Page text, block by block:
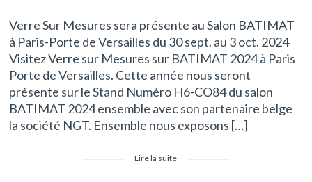
e
b
o
o
k
itt
er
ai
l
t
ta
g
er
Verre Sur Mesures sera présente au Salon BATIMAT
à Paris-Porte de Versailles du 30 sept. au 3 oct. 2024
Visitez Verre sur Mesures sur BATIMAT 2024 à Paris
Porte de Versailles. Cette année nous seront
présente sur le Stand Numéro H6-CO84 du salon
BATIMAT 2024 ensemble avec son partenaire belge
la société NGT. Ensemble nous exposons […]
Lire la suite